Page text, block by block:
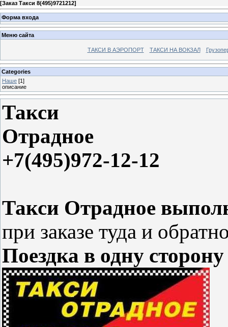
[Заказ Такси 8(495)9721212]
Форма входа
Меню сайта
ТАКСИ В АЭРОПОРТ ТАКСИ НА ВОКЗАЛ
Categories
Наше [1]
описание
Такси
Отрадное
+7(495)972-12-12
Такси Отрадное
при заказе туда и
Поездка в одну